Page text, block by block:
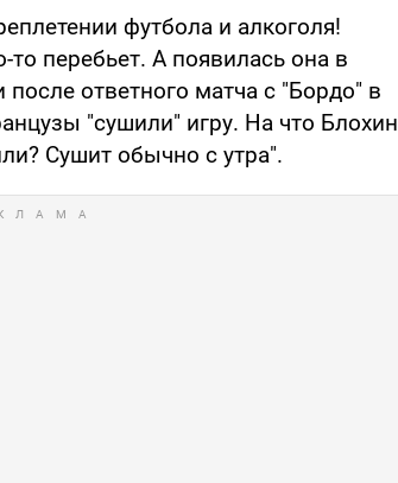
футбола и алкоголя!
перебьет. А появилась она в
ответного матча с "Бордо" в
"сушили" игру. На что Блохин
Сушит обычно с утра".